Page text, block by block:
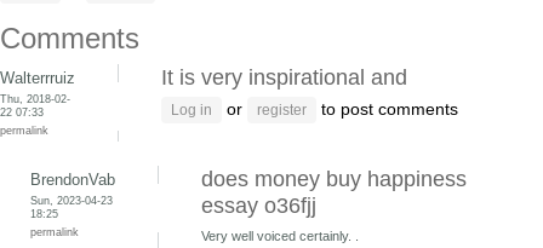
Comments
Walterrruiz
Thu, 2018-02-
22 07:33
permalink
It is very inspirational and
Log in or register to post comments
BrendonVab
Sun, 2023-04-23
18:25
permalink
does money buy happiness
essay o36fjj
Very well voiced certainly. .